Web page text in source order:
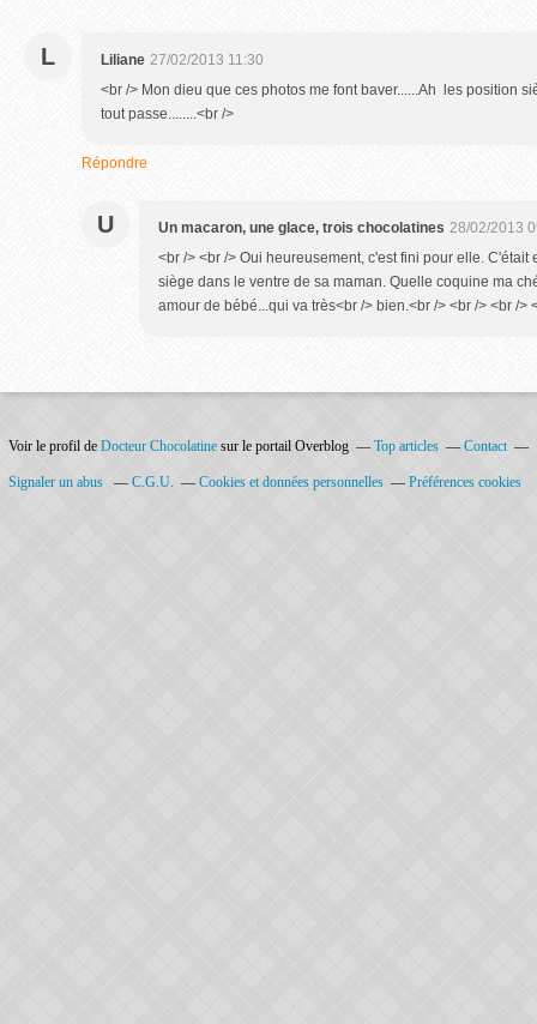
L Liliane 27/02/2013 11:30
<br /> Mon dieu que ces photos me font baver......Ah les position
tout passe........<br />
Répondre
U Un macaron, une glace, trois chocolatines 28/02/2013
<br /> <br /> Oui heureusement, c'est fini pour elle. C'était
siège dans le ventre de sa maman. Quelle coquine ma
amour de bébé...qui va très<br /> bien.<br /> <br /> <br />
Voir le profil de Docteur Chocolatine sur le portail Overblog Top articles Contact
Signaler un abus C.G.U. Cookies et données personnelles Préférences cookies